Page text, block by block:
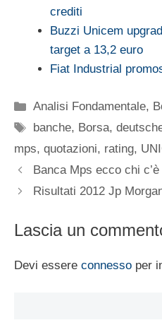
crediti
Buzzi Unicem
target a 13,2 euro
Fiat Industrial
Categorie
Analisi Fondamentale,
Tag
banche, Borsa,
mps, quotazioni, rating,
Banca Mps ecco chi
Risultati 2012 Jp
Lascia un
Devi essere connesso per